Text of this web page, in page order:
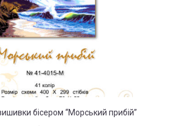
бісером “Морський прибій”